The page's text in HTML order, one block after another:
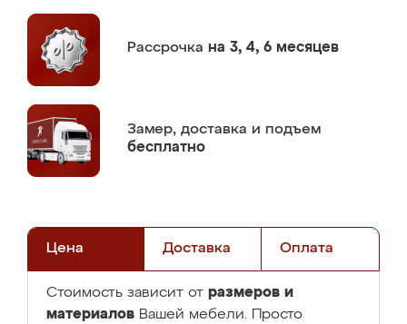
Рассрочка на 3, 4, 6 месяцев
Замер, доставка и подъем
бесплатно
Цена Доставка Оплата
Стоимость зависит от размеров и
материалов Вашей мебели. Просто